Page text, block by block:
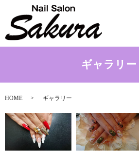
ギャラリー
HOME ギャラリー